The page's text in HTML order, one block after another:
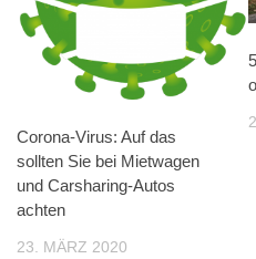
Corona-Virus: Auf das
sollten Sie bei Mietwagen
und Carsharing-Autos
achten
23. MÄRZ 2020